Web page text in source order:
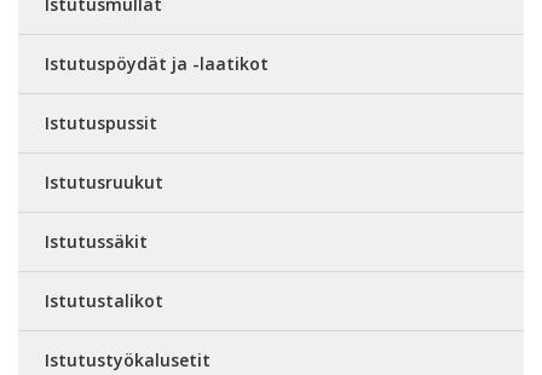
Istutuspöydät ja -laatikot
Istutuspussit
Istutusruukut
Istutussäkit
Istutustalikot
Istutustyökalusetit